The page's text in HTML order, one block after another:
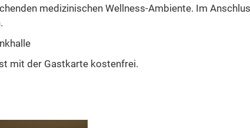
medizinischen Wellness-Ambiente. Im
mit der Gastkarte kostenfrei.